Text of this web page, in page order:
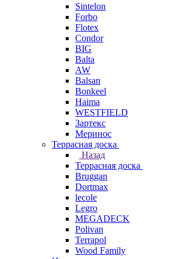
Sintelon
Forbo
Flotex
Condor
BIG
Balta
AW
Balsan
Bonkeel
Haima
WESTFIELD
Зартекс
Меринос
Террасная доска
Назад
Террасная доска
Bruggan
Dortmax
lecole
Legro
MEGADECK
Polivan
Terrapol
Wood Family